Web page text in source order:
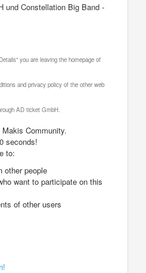
und Constellation Big Band -
you are leaving the homepage of
and privacy policy of the other web
AD ticket GmbH.
Community.
seconds!
to:
other people
want to participate on this
of other users